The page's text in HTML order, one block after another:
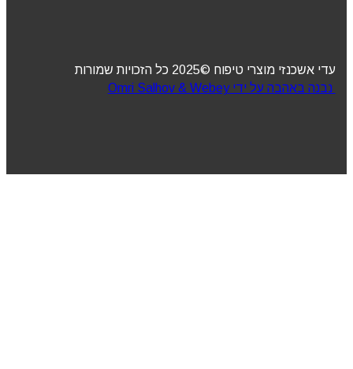
עדי אשכנזי מוצרי טיפוח ©2025 כל הזכויות שמורות
נבנה באהבה על ידי Omri Salhov & Webey